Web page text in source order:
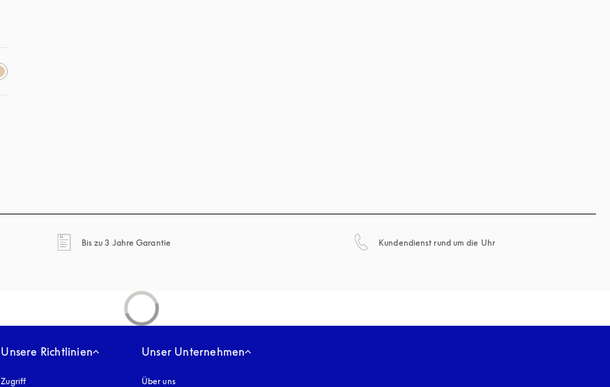
Bis zu 3 Jahre Garantie Kundendienst rund um die Uhr
Unsere Richtlinien
Zugriff öffnet sich in einem neuen Tab
Unser Unternehmen
Über uns